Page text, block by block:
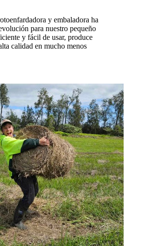
y embaladora ha
para nuestro pequeño
y fácil de usar, produce
calidad en mucho menos